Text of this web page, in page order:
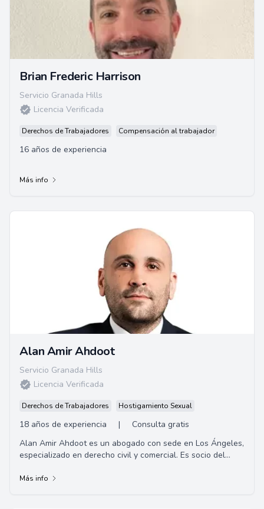
Brian Frederic Harrison
Servicio Granada Hills
Licencia Verificada
Derechos de Trabajadores Compensación al trabajador
16 años de experiencia
Más info
Alan Amir Ahdoot
Servicio Granada Hills
Licencia Verificada
Derechos de Trabajadores Hostigamiento Sexual
18 años de experiencia |
Consulta gratis
Alan Amir Ahdoot es un abogado con sede en Los Ángeles,
especializado en derecho civil y comercial. Es socio del
Más info